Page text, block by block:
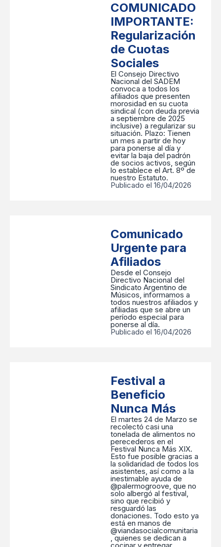
COMUNICADO
IMPORTANTE:
Regularización
de Cuotas
Sociales
​El Consejo Directivo
Nacional del SADEM
convoca a todos los
afiliados que presenten
morosidad en su cuota
sindical (con deuda previa
a septiembre de 2025
inclusive) a regularizar su
situación. ​Plazo: Tienen
un mes a partir de hoy
para ponerse al día y
evitar la baja del padrón
de socios activos, según
lo establece el Art. 8º de
nuestro Estatuto.
Publicado el 16/04/2026
Comunicado
Urgente para
Afiliados
Desde el Consejo
Directivo Nacional del
Sindicato Argentino de
Músicos, informamos a
todos nuestros afiliados y
afiliadas que se abre un
período especial para
ponerse al día.
Publicado el 16/04/2026
Festival a
Beneficio
Nunca Más
El martes 24 de Marzo se
recolectó casi una
tonelada de alimentos no
perecederos en el
Festival Nunca Más XIX.
Esto fue posible gracias a
la solidaridad de todos los
asistentes, así como a la
inestimable ayuda de
@palermogroove, que no
solo albergó al festival,
sino que recibió y
resguardó las
donaciones. Todo esto ya
está en manos de
@viandasocialcomunitaria
, quienes se dedican a